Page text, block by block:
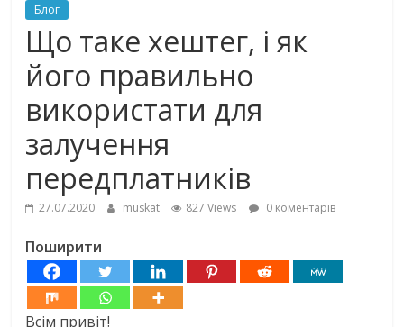
Блог
Що таке хештег, і як
його правильно
використати для
залучення
передплатників
27.07.2020 muskat 827 Views 0 коментарів
Поширити
Всім привіт!